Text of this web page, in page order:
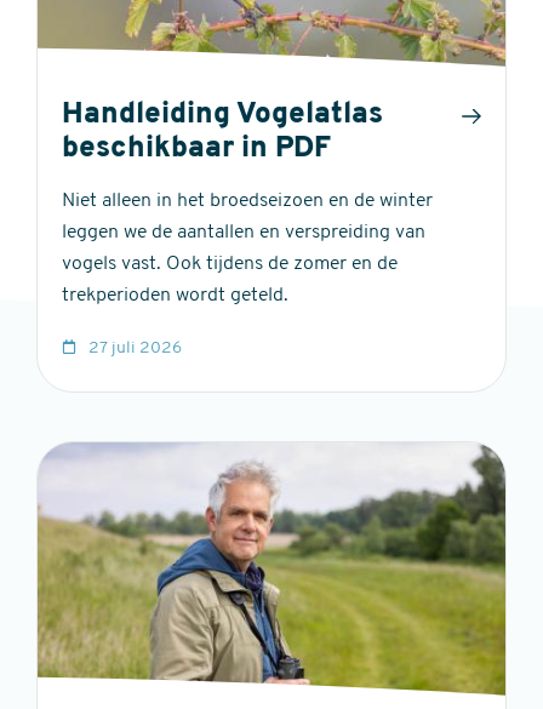
Handleiding Vogelatlas
beschikbaar in PDF
Niet alleen in het broedseizoen en de winter
leggen we de aantallen en verspreiding van
vogels vast. Ook tijdens de zomer en de
trekperioden wordt geteld.
27 juli 2026